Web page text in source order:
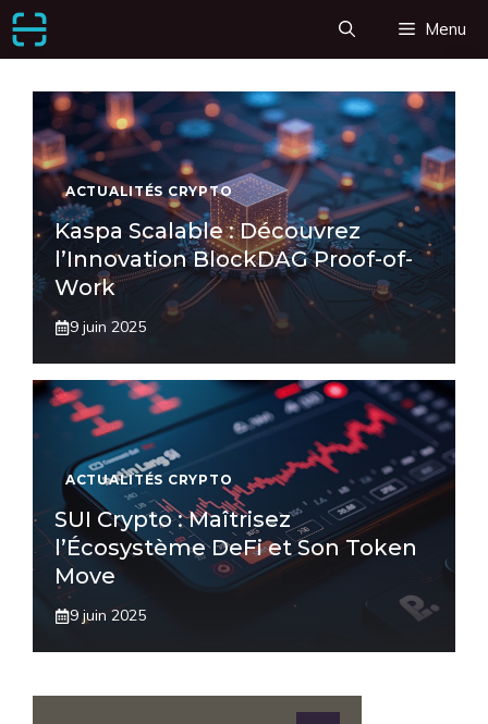
Aller
au
Menu
ACTUALITÉS CRYPTO
Kaspa Scalable : Découvrez
l’Innovation BlockDAG Proof-of-
Work
9 juin 2025
ACTUALITÉS CRYPTO
SUI Crypto : Maîtrisez
l’Écosystème DeFi et Son Token
Move
9 juin 2025